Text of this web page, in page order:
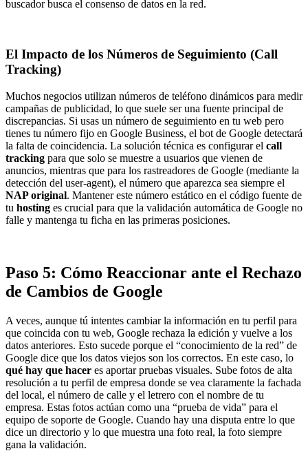
buscador busca el consenso de datos en la red.
El Impacto de los Números de Seguimiento (Call
Tracking)
Muchos negocios utilizan números de teléfono dinámicos para medir
campañas de publicidad, lo que suele ser una fuente principal de
discrepancias. Si usas un número de seguimiento en tu web pero
tienes tu número fijo en Google Business, el bot de Google detectará
la falta de coincidencia. La solución técnica es configurar el call
tracking para que solo se muestre a usuarios que vienen de
anuncios, mientras que para los rastreadores de Google (mediante la
detección del user-agent), el número que aparezca sea siempre el
NAP original. Mantener este número estático en el código fuente de
tu hosting es crucial para que la validación automática de Google no
falle y mantenga tu ficha en las primeras posiciones.
Paso 5: Cómo Reaccionar ante el Rechazo
de Cambios de Google
A veces, aunque tú intentes cambiar la información en tu perfil para
que coincida con tu web, Google rechaza la edición y vuelve a los
datos anteriores. Esto sucede porque el “conocimiento de la red” de
Google dice que los datos viejos son los correctos. En este caso, lo
qué hay que hacer es aportar pruebas visuales. Sube fotos de alta
resolución a tu perfil de empresa donde se vea claramente la fachada
del local, el número de calle y el letrero con el nombre de tu
empresa. Estas fotos actúan como una “prueba de vida” para el
equipo de soporte de Google. Cuando hay una disputa entre lo que
dice un directorio y lo que muestra una foto real, la foto siempre
gana la validación.